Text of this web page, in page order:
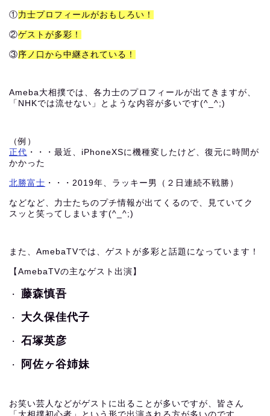
①力士プロフィールがおもしろい！
②ゲストが多彩！
③序ノ口から中継されている！
Ameba大相撲では、各力士のプロフィールが出てきますが、
「NHKでは流せない」とような内容が多いです(^_^;)
（例）
正代 ・・・最近、iPhoneXSに機種変したけど、復元に時間が
かかった
北勝富士 ・・・2019年、ラッキー男（２日連続不戦勝）
などなど、力士たちのプチ情報が出てくるので、見ていてク
スッと笑ってしまいます(^_^;)
また、AmebaTVでは、ゲストが多彩と話題になっています！
【AmebaTVの主なゲスト出演】
・ 藤森慎吾
・ 大久保佳代子
・ 石塚英彦
・ 阿佐ヶ谷姉妹
お笑い芸人などがゲストに出ることが多いですが、皆さん